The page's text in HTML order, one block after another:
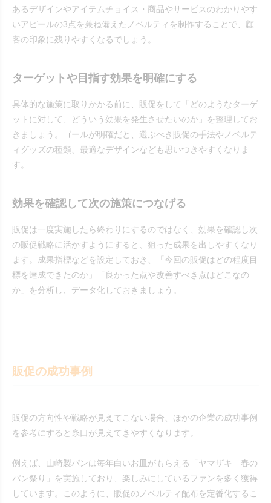
あるデザインやアイテムチョイス・商品やサービスのわかりやす
いアピールの3点を兼ね備えたノベルティを制作することで、顧
客の印象に残りやすくなるでしょう。
ターゲットや目指す効果を明確にする
具体的な施策に取りかかる前に、販促をして「どのようなターゲ
ットに対して、どういう効果を発生させたいのか」を整理してお
きましょう。ゴールが明確だと、選ぶべき販促の手法やノベルテ
ィグッズの種類、最適なデザインなども思いつきやすくなりま
す。
効果を確認して次の施策につなげる
販促は一度実施したら終わりにするのではなく、効果を確認し次
の販促戦略に活かすようにすると、狙った成果を出しやすくなり
ます。成果指標などを設定しておき、「今回の販促はどの程度目
標を達成できたのか」「良かった点や改善すべき点はどこなの
か」を分析し、データ化しておきましょう。
販促の成功事例
販促の方向性や戦略が見えてこない場合、ほかの企業の成功事例
を参考にすると糸口が見えてきやすくなります。
例えば、山崎製パンは毎年白いお皿がもらえる「ヤマザキ 春の
パン祭り」を実施しており、楽しみにしているファンを多く獲得
しています。このように、販促のノベルティ配布を定番化するこ